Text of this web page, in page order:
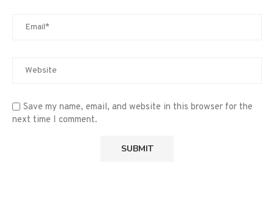
Save my name, email, and website in this browser for the
next time I comment.